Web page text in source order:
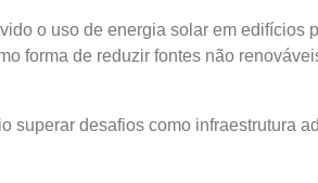
o uso de energia solar em edifícios
forma de reduzir fontes não
superar desafios como infraestrutura